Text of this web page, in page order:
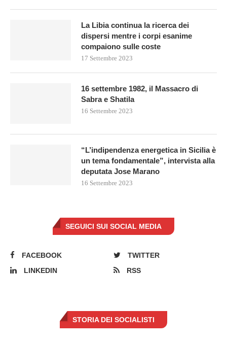
La Libia continua la ricerca dei
dispersi mentre i corpi esanime
compaiono sulle coste
17 Settembre 2023
16 settembre 1982, il Massacro di
Sabra e Shatila
16 Settembre 2023
“L’indipendenza energetica in Sicilia è
un tema fondamentale”, intervista alla
deputata Jose Marano
16 Settembre 2023
SEGUICI SUI SOCIAL MEDIA
FACEBOOK
TWITTER
LINKEDIN
RSS
STORIA DEI SOCIALISTI